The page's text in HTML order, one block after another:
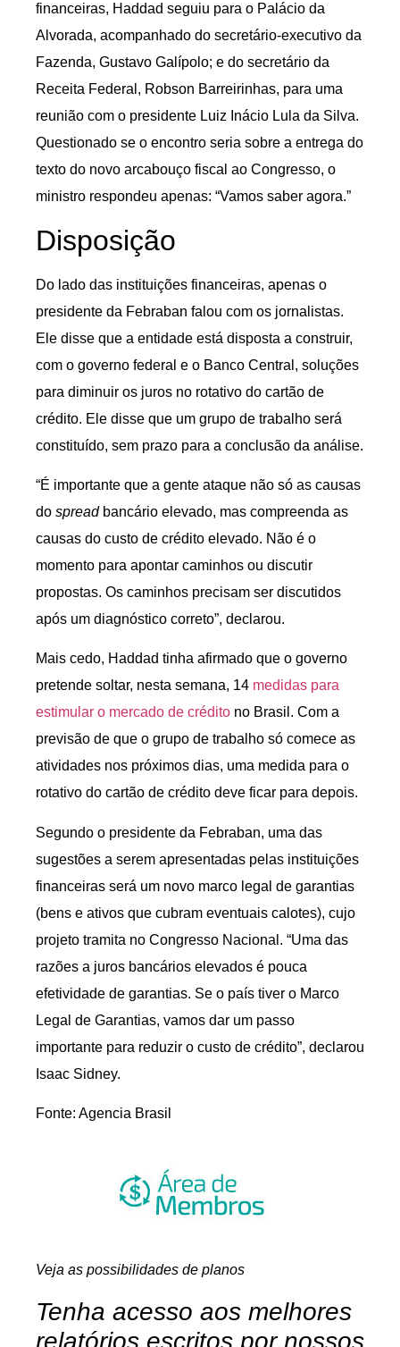
financeiras, Haddad seguiu para o Palácio da
Alvorada, acompanhado do secretário-executivo da
Fazenda, Gustavo Galípolo; e do secretário da
Receita Federal, Robson Barreirinhas, para uma
reunião com o presidente Luiz Inácio Lula da Silva.
Questionado se o encontro seria sobre a entrega do
texto do novo arcabouço fiscal ao Congresso, o
ministro respondeu apenas: “Vamos saber agora.”
Disposição
Do lado das instituições financeiras, apenas o
presidente da Febraban falou com os jornalistas.
Ele disse que a entidade está disposta a construir,
com o governo federal e o Banco Central, soluções
para diminuir os juros no rotativo do cartão de
crédito. Ele disse que um grupo de trabalho será
constituído, sem prazo para a conclusão da análise.
“É importante que a gente ataque não só as causas
do spreadbancário elevado, mas compreenda as
causas do custo de crédito elevado. Não é o
momento para apontar caminhos ou discutir
propostas. Os caminhos precisam ser discutidos
após um diagnóstico correto”, declarou.
Mais cedo, Haddad tinha afirmado que o governo
pretende soltar, nesta semana, 14 medidas para
estimular o mercado de crédito no Brasil. Com a
previsão de que o grupo de trabalho só comece as
atividades nos próximos dias, uma medida para o
rotativo do cartão de crédito deve ficar para depois.
Segundo o presidente da Febraban, uma das
sugestões a serem apresentadas pelas instituições
financeiras será um novo marco legal de garantias
(bens e ativos que cubram eventuais calotes), cujo
projeto tramita no Congresso Nacional. “Uma das
razões a juros bancários elevados é pouca
efetividade de garantias. Se o país tiver o Marco
Legal de Garantias, vamos dar um passo
importante para reduzir o custo de crédito”, declarou
Isaac Sidney.
Fonte: Agencia Brasil
Veja as possibilidades de planos
Tenha acesso aos melhores
relatórios escritos por nossos